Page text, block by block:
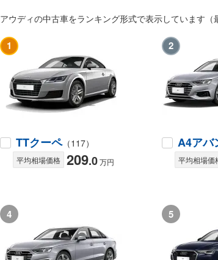
アウディの中古車をランキング形式で表示しています（
1
TTクーペ（117）
平均相場価格 209.0万円
2
A4アバ
平均相場価
4 5